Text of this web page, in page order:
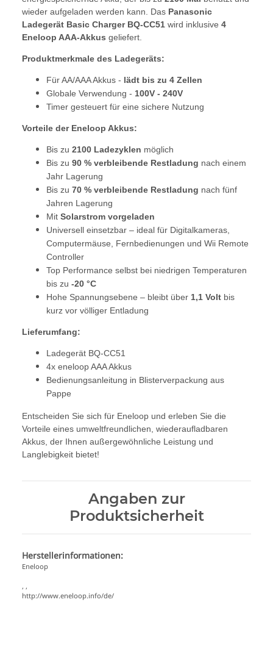
wieder aufgeladen werden kann. Das Panasonic
Ladegerät Basic Charger BQ-CC51 wird inklusive 4
Eneloop AAA-Akkus geliefert.
Produktmerkmale des Ladegeräts:
Für AA/AAA Akkus - lädt bis zu 4 Zellen
Globale Verwendung - 100V - 240V
Timer gesteuert für eine sichere Nutzung
Vorteile der Eneloop Akkus:
Bis zu 2100 Ladezyklen möglich
Bis zu 90 % verbleibende Restladung nach einem
Jahr Lagerung
Bis zu 70 % verbleibende Restladung nach fünf
Jahren Lagerung
Mit Solarstrom vorgeladen
Universell einsetzbar – ideal für Digitalkameras,
Computermäuse, Fernbedienungen und Wii Remote
Controller
Top Performance selbst bei niedrigen Temperaturen
bis zu -20 °C
Hohe Spannungsebene – bleibt über 1,1 Volt bis
kurz vor völliger Entladung
Lieferumfang:
Ladegerät BQ-CC51
4x eneloop AAA Akkus
Bedienungsanleitung in Blisterverpackung aus
Pappe
Entscheiden Sie sich für Eneloop und erleben Sie die
Vorteile eines umweltfreundlichen, wiederaufladbaren
Akkus, der Ihnen außergewöhnliche Leistung und
Langlebigkeit bietet!
Angaben zur
Produktsicherheit
Herstellerinformationen:
Eneloop
, ,
http://www.eneloop.info/de/